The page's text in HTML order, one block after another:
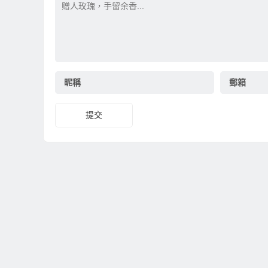
昵稱 郵箱
提交